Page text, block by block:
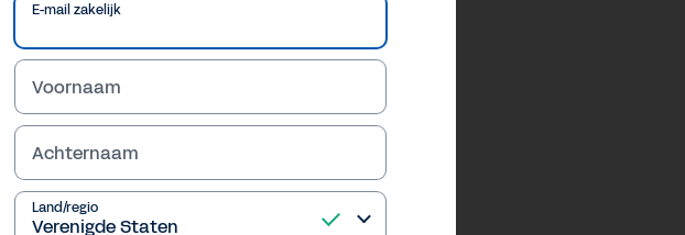
E-mail zakelijk
Voornaam
Achternaam
Land/regio